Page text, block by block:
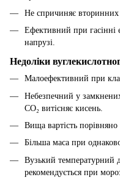
Не спричиняє
Ефективний при гасінні
напрузі.
Недоліки
Малоефективний при
Небезпечний у
CO₂ витісняє кисень.
Вища вартість
Більша маса при
Вузький температурний
рекомендується при